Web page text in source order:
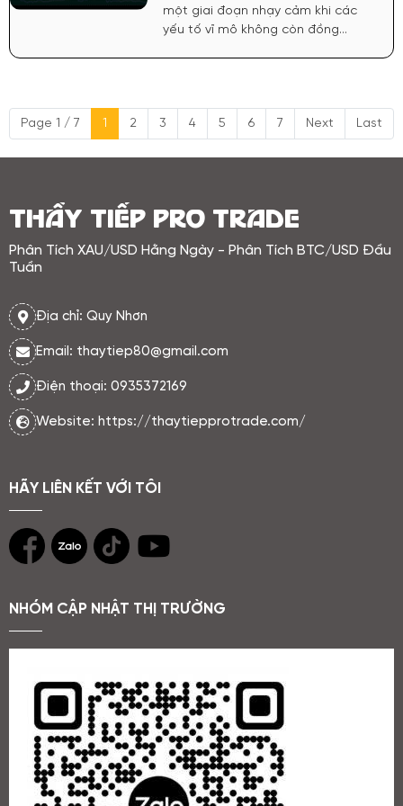
một giai đoạn nhạy cảm khi các
yếu tố vĩ mô không còn đồng
trữ Liên bang Mỹ (FED) chưa phát đi
tín hiệu rõ ràng về việc hạ lãi suất.
Chính điều này khiến vàng gặp áp
Page 1 / 7 1 2 3 4 5 6 7 Next Last
THẦY TIẾP PRO TRADE
Phân Tích XAU/USD Hằng Ngày - Phân Tích BTC/USD Đầu
Tuần
Địa chỉ: Quy Nhơn
Email: thaytiep80@gmail.com
Điện thoại: 0935372169
Website: https://thaytiepprotrade.com/
HÃY LIÊN KẾT VỚI TÔI
NHÓM CẬP NHẬT THỊ TRƯỜNG